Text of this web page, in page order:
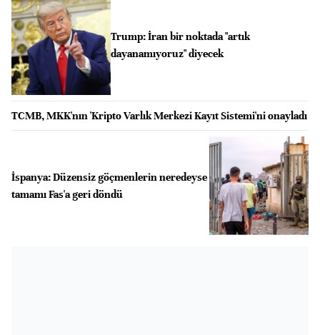
Trump: İran bir noktada "artık
dayanamıyoruz" diyecek
TCMB, MKK'nın 'Kripto Varlık Merkezi Kayıt Sistemi'ni onayladı
İspanya: Düzensiz göçmenlerin neredeyse
tamamı Fas'a geri döndü